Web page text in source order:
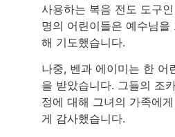
사용하는 복음 전도 도구
명의 어린이들은 예수님
해 기도했습니다.
나중, 벤과 에이미는 한 어
을 받았습니다. 그들의 조
정에 대해 그녀의 가족에
게 감사했습니다.